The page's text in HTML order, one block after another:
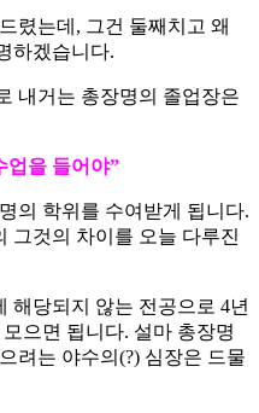
렸는데, 그건 둘째치고 왜
하겠습니다.
내거는 총장명의 졸업장은
업을 들어야”
의 학위를 수여받게 됩니다.
그것의 차이를 오늘 다루진
해당되지 않는 전공으로 4년
으면 됩니다. 설마 총장명
려는 야수의(?) 심장은 드물